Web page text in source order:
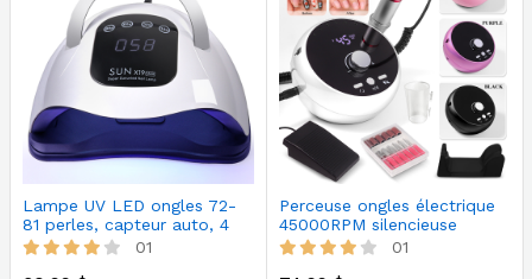
Lampe UV LED ongles 72-
81 perles, capteur auto, 4
minu…
01
Perceuse ongles électrique
45000RPM silencieuse
portab…
01